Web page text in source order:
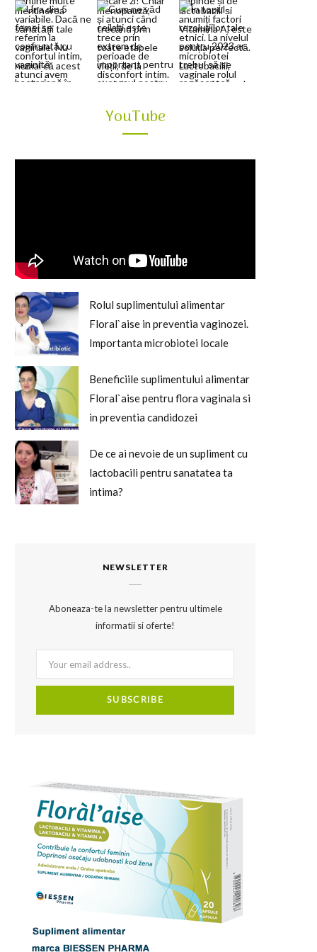
YouTube
Rolul suplimentului alimentar
Floral`aise in preventia vaginozei.
Importanta microbiotei locale
Beneficiile suplimentului alimentar
Floral`aise pentru flora vaginala si
in preventia candidozei
De ce ai nevoie de un supliment cu
lactobacili pentru sanatatea ta
intima?
Maria Rotaru
Cui si cum se recomanda Floral'aise.
Recomandarile doamnei dr. Ana-
Floral`aise mentine flora vaginala
normala
Floral`aise, care contine lactobacili
si vitamina A, supliment cu
administrare orala
Rolul vitaminei A la menopauza
NEWSLETTER
Aboneaza-te la newsletter pentru ultimele
informatii si oferte!